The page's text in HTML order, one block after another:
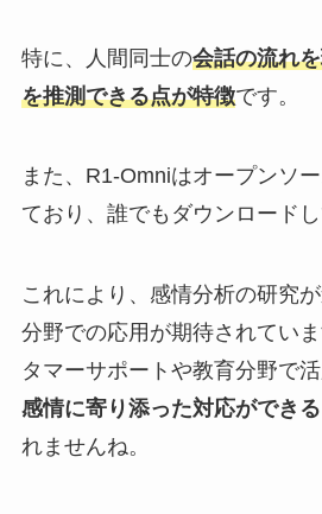
特に、人間同士の会話の流れ
を推測できる点が特徴です。
また、R1-Omniはオープンソ
ており、誰でもダウンロードし
これにより、感情分析の研究
分野での応用が期待されてい
タマーサポートや教育分野で活
感情に寄り添った対応ができ
れませんね。